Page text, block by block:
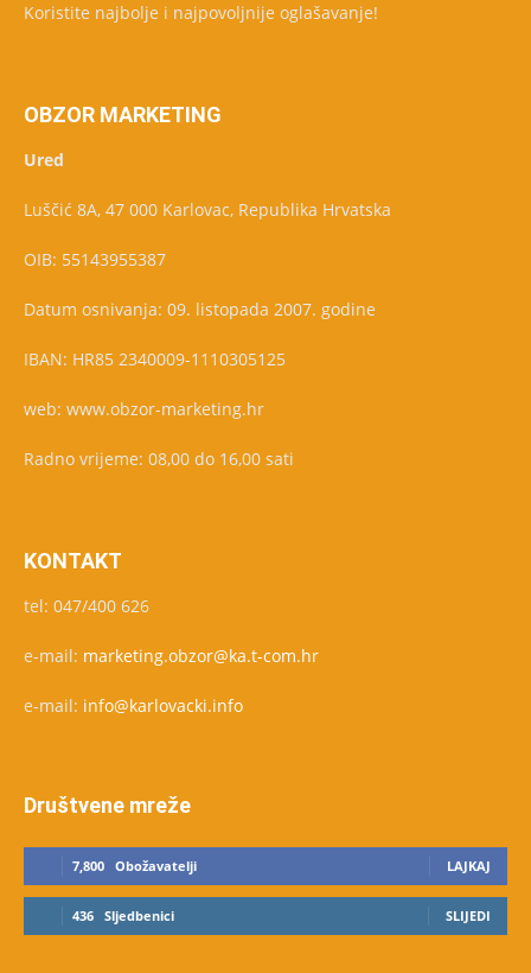
Koristite najbolje i najpovoljnije oglašavanje!
OBZOR MARKETING
Ured
Luščić 8A, 47 000 Karlovac, Republika Hrvatska
OIB: 55143955387
Datum osnivanja: 09. listopada 2007. godine
IBAN: HR85 2340009-1110305125
web: www.obzor-marketing.hr
Radno vrijeme: 08,00 do 16,00 sati
KONTAKT
tel: 047/400 626
e-mail: marketing.obzor@ka.t-com.hr
e-mail: info@karlovacki.info
Društvene mreže
7,800 Obožavatelji LAJKAJ
436 Sljedbenici SLIJEDI